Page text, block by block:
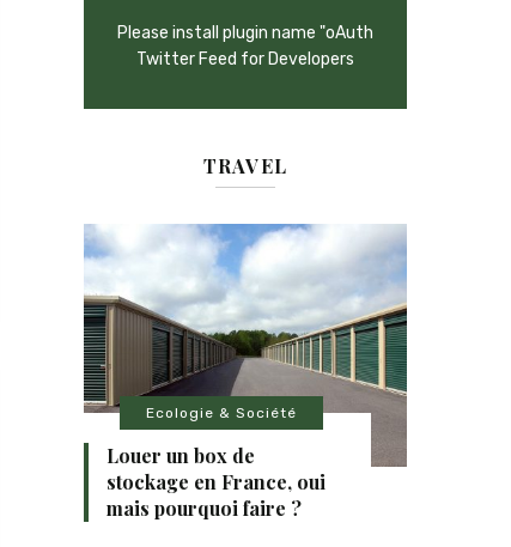
Please install plugin name "oAuth
Twitter Feed for Developers
TRAVEL
Ecologie & Société
Louer un box de
stockage en France, oui
mais pourquoi faire ?